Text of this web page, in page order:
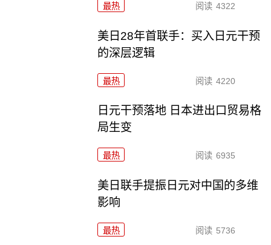
最热 阅读 4322
美日28年首联手：买入日元干预
的深层逻辑
最热 阅读 4220
日元干预落地 日本进出口贸易格
局生变
最热 阅读 6935
美日联手提振日元对中国的多维
影响
最热 阅读 5736